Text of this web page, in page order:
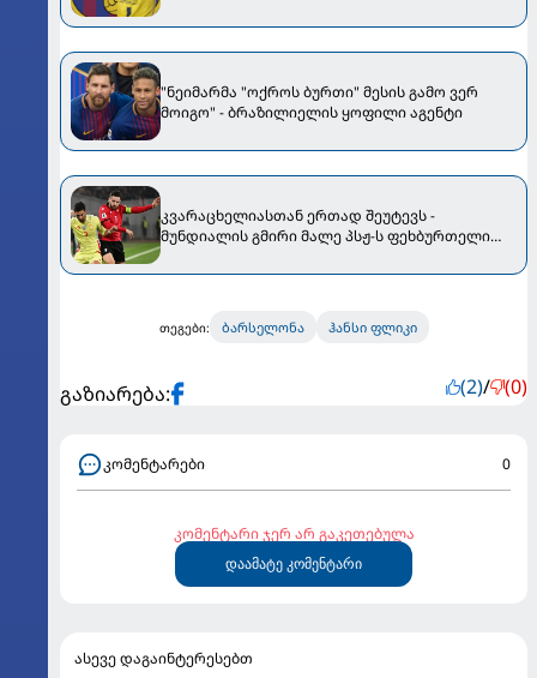
"ნეიმარმა "ოქროს ბურთი" მესის გამო ვერ
მოიგო" - ბრაზილიელის ყოფილი აგენტი
კვარაცხელიასთან ერთად შეუტევს -
მუნდიალის გმირი მალე პსჟ-ს ფეხბურთელი
თეგები: ბარსელონა ჰანსი ფლიკი
გაზიარება: (2)/ (0)
კომენტარები 0
კომენტარი ჯერ არ გაკეთებულა
დაამატე კომენტარი
ასევე დაგაინტერესებთ